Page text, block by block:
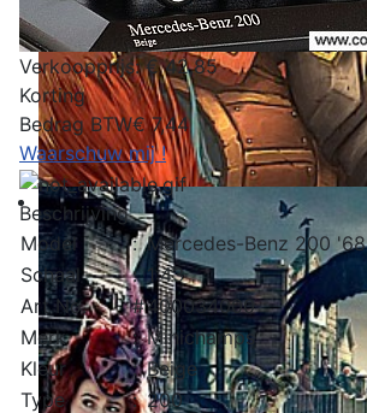
Verkoopprijs:€ 42,85
Korting
Bedrag BTW€ 7,44
Waarschuw mij !
Beschrijving
Model
: Mercedes-Benz 200 '68
Schaal
: 1:43
Art No.
#400034000
Merk
: Minichamps
Kleur
: Beige
Type
: 200